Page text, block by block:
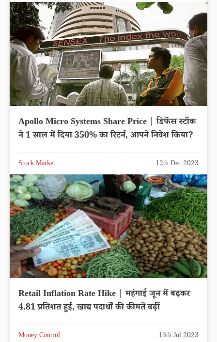
Apollo Micro Systems Share Price | डिफेंस स्टॉक
ने 1 साल में दिया 350% का रिटर्न, आपने निवेश किया?
Stock Market 12th Dec 2023
Retail Inflation Rate Hike | महंगाई जून में बढ़कर
4.81 प्रतिशत हुई, खाद्य पदार्थों की कीमतें बढ़ीं
Money Control 13th Jul 2023